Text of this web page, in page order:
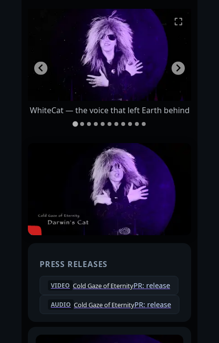
WhiteCat — the voice that left Earth behind
PRESS RELEASES
VIDEO Cold Gaze of EternityPR: release
AUDIO Cold Gaze of EternityPR: release